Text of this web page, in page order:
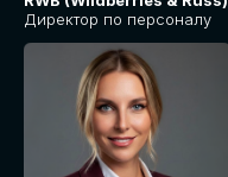
Директор по персоналу